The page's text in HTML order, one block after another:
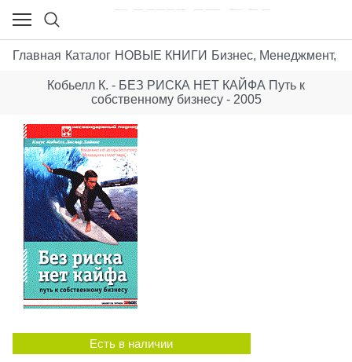
Главная Каталог НОВЫЕ КНИГИ Бизнес, Менеджмент,
Кобьелл К. - БЕЗ РИСКА НЕТ КАЙФА Путь к
собственному бизнесу - 2005
Есть в наличии